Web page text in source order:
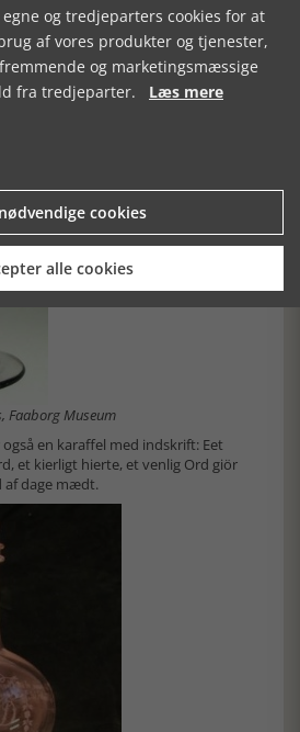
eller skjold, der var forgyldt.
god samling af disse spiralglas.
Faaborg Museum
en karaffel med indskrift: Eet
et kierligt hierte, et venlig Ord giör
af dage mædt.
og tredjeparters cookies for at
af vores produkter og tjenester,
og marketingsmæssige
fra tredjeparter. Læs mere
cookies
alle cookies